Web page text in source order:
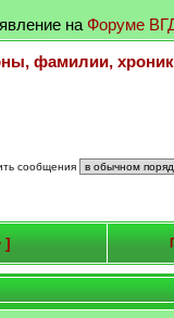
на Форуме
фамилии,
сообщения
]